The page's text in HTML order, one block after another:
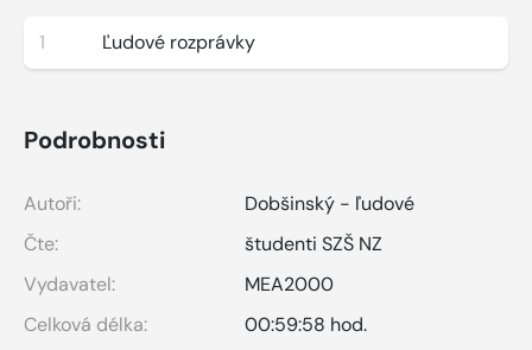
1 Ľudové rozprávky
Podrobnosti
Autoři:
Dobšinský - ľudové
Čte:
študenti SZŠ NZ
Vydavatel:
MEA2000
Celková délka:
00:59:58 hod.